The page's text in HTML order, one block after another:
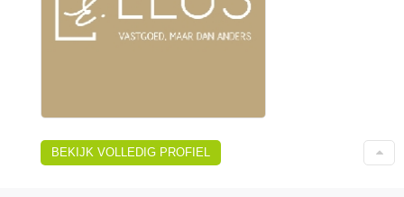
BEKIJK VOLLEDIG PROFIEL